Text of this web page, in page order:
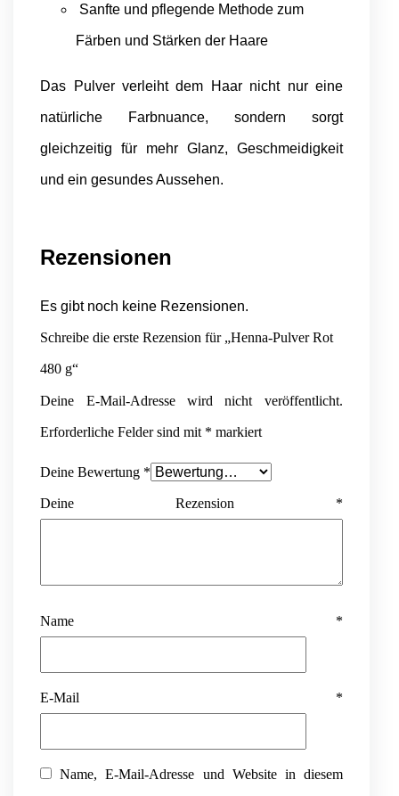
Sanfte und pflegende Methode zum
Färben und Stärken der Haare
Das Pulver verleiht dem Haar nicht nur eine
natürliche Farbnuance, sondern sorgt
gleichzeitig für mehr Glanz, Geschmeidigkeit
und ein gesundes Aussehen.
Rezensionen
Es gibt noch keine Rezensionen.
Schreibe die erste Rezension für „Henna-Pulver Rot
480 g“
Deine E-Mail-Adresse wird nicht veröffentlicht.
Erforderliche Felder sind mit * markiert
Deine Bewertung *
Deine Rezension *
Name *
E-Mail *
Name, E-Mail-Adresse und Website in diesem